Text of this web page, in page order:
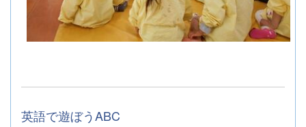
英語で遊ぼうABC